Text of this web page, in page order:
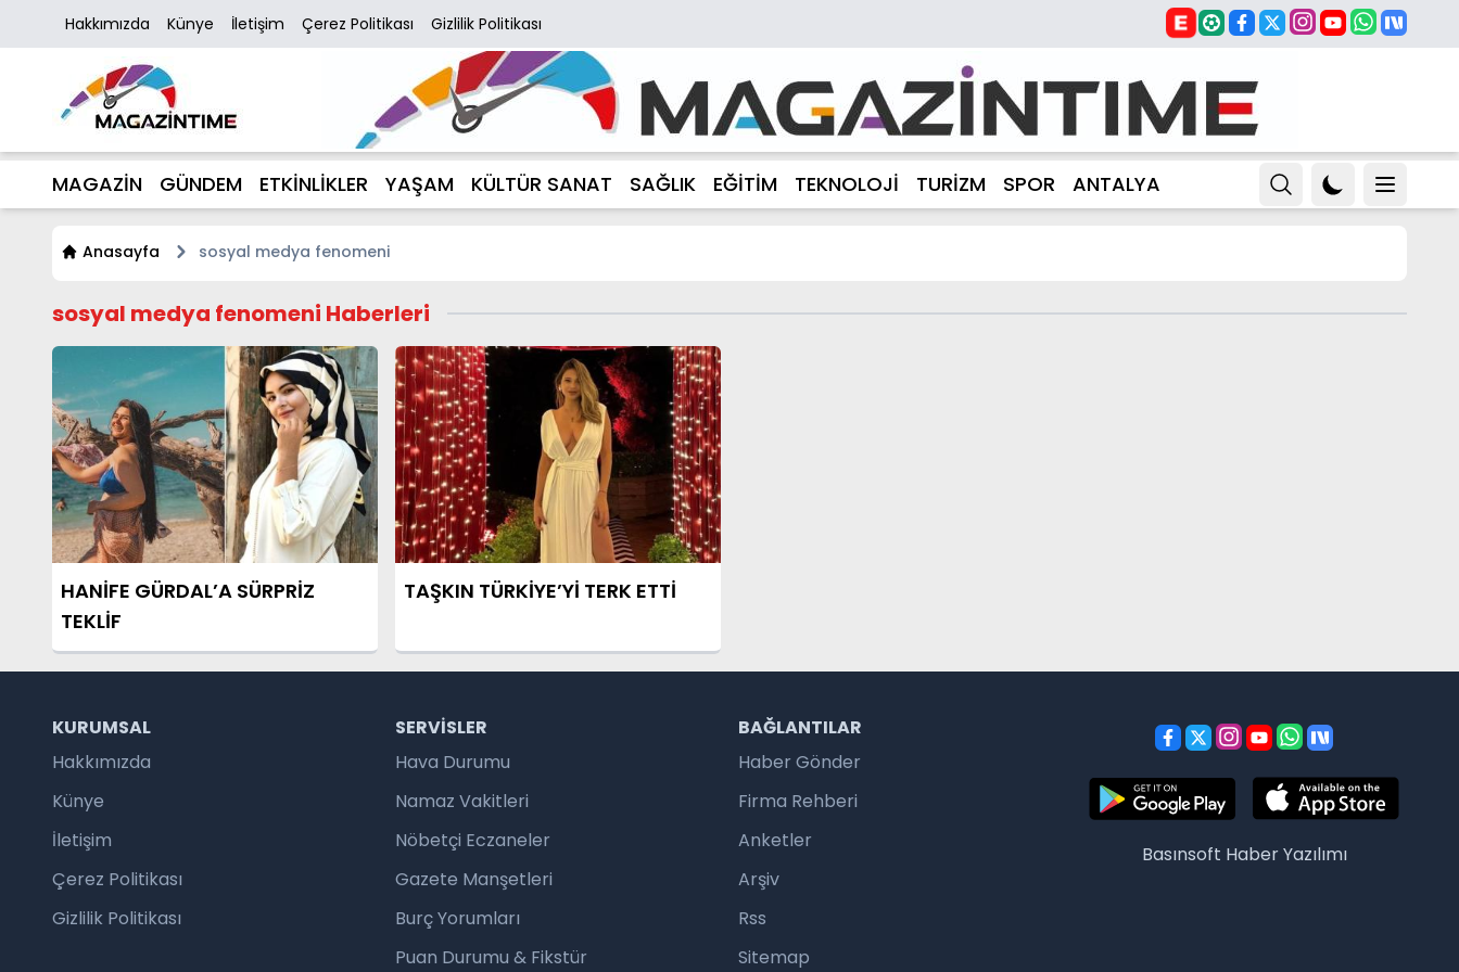
Hakkımızda Künye İletişim Çerez Politikası Gizlilik Politikası
MAGAZİN GÜNDEM ETKİNLİKLER YAŞAM KÜLTÜR SANAT SAĞLIK EĞİTİM TEKNOLOJİ TURİZM SPOR ANTALYA
Anasayfa sosyal medya fenomeni
sosyal medya fenomeni Haberleri
HANİFE GÜRDAL’A SÜRPRİZ
TEKLİF
TAŞKIN TÜRKİYE’Yİ TERK ETTİ
KURUMSAL
Hakkımızda
Künye
İletişim
Çerez Politikası
Gizlilik Politikası
SERVISLER
Hava Durumu
Namaz Vakitleri
Nöbetçi Eczaneler
Gazete Manşetleri
Burç Yorumları
Puan Durumu & Fikstür
BAĞLANTILAR
Haber Gönder
Firma Rehberi
Anketler
Arşiv
Rss
Sitemap
Basınsoft Haber Yazılımı